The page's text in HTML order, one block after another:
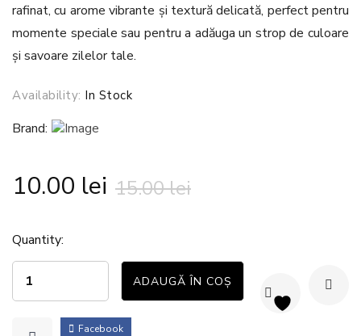
rafinat, cu arome vibrante și textură delicată, perfect pentru
momente speciale sau pentru a adăuga un strop de culoare
și savoare zilelor tale.
Availability: In Stock
Brand:
15.00lei
10.00 lei
Quantity:
ADAUGĂ ÎN COȘ
Facebook